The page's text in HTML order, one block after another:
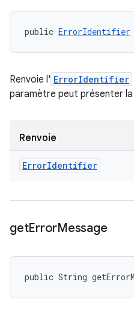
public ErrorIdentifier
Renvoie l' ErrorIdentifier
paramètre peut présenter la
Renvoie
ErrorIdentifier
getErrorMessage
public String